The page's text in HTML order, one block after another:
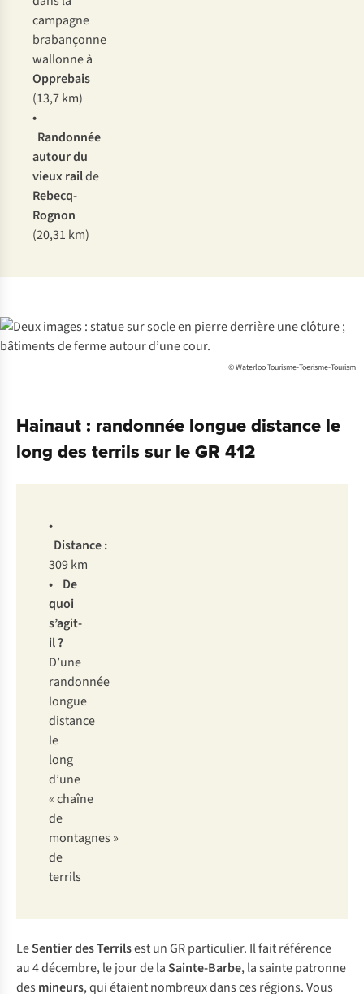
campagne
brabançonne
wallonne à
Opprebais
(13,7 km)
•
Randonnée
autour du
vieux railde
Rebecq-
Rognon
(20,31 km)
© Waterloo Tourisme-Toerisme-Tourism
Hainaut : randonnée longue distance le
long des terrils sur le GR 412
•
Distance :
309 km
• De
quoi
s’agit-
il ?
D’une
randonnée
longue
distance
le
long
d’une
« chaîne
de
montagnes »
de
terrils
LeSentier des Terrilsest un GR particulier. Il fait référence
au 4 décembre, le jour de laSainte-Barbe, la sainte patronne
des mineurs, qui étaient nombreux dans ces régions. Vous